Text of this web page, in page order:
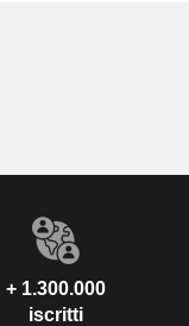
+ 1.300.000
iscritti